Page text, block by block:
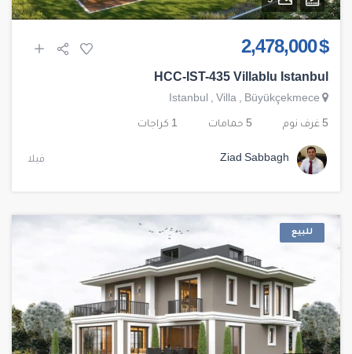
$ 2,478,000
HCC-IST-435 Villablu Istanbul
Istanbul , Villa , Büyükçekmece
5 غرف نوم 5 حمامات 1 كراجات
Ziad Sabbagh فيلا
للبيع